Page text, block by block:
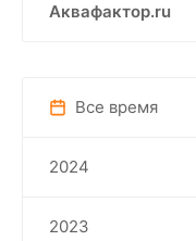
Аквафактор.ru
Все время
2024
2023